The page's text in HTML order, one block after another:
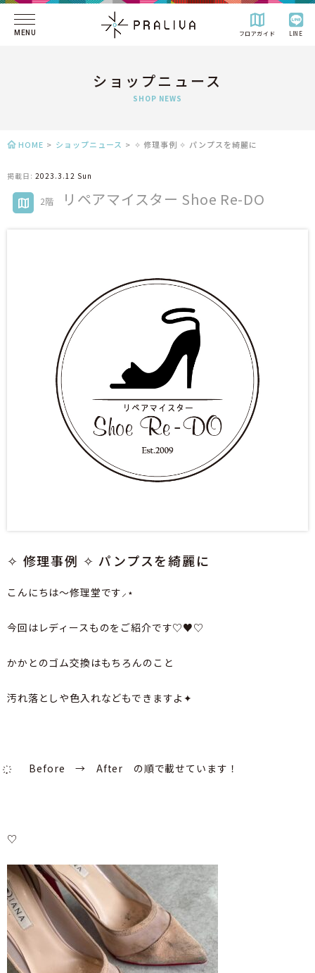
MENU フロアガイド LINE
ショップニュース
SHOP NEWS
HOME > ショップニュース > ✧ 修理事例 ✧ パンプスを綺麗に
掲載日: 2023.3.12 Sun
2階 リペアマイスター Shoe Re-DO
✧ 修理事例 ✧ パンプスを綺麗に
こんにちは～修理堂です⸝⋆
今回はレディースものをご紹介です♡♥♡
かかとのゴム交換はもちろんのこと
汚れ落としや色入れなどもできますよ✦
҉ฺ Before → After の順で載せています！
♡